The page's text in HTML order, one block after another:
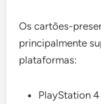
Os cartões-
principalmente
plataformas:
PlayStation 4